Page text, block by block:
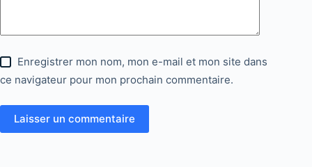
Enregistrer mon nom, mon e-mail et mon site dans
ce navigateur pour mon prochain commentaire.
Laisser un commentaire